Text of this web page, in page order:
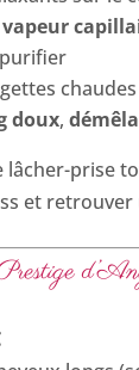
doux,
lâcher-prise
et